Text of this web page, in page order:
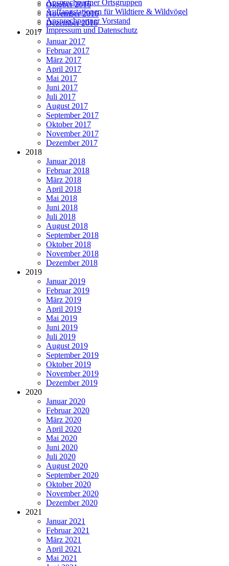
Ansprechpartner Ortsgruppen
Auffangstationen für Wildtiere & Wildvögel
Ansprechpartner Vorstand
Impressum und Datenschutz
Oktober 2016
November 2016
Dezember 2016
2017
Januar 2017
Februar 2017
März 2017
April 2017
Mai 2017
Juni 2017
Juli 2017
August 2017
September 2017
Oktober 2017
November 2017
Dezember 2017
2018
Januar 2018
Februar 2018
März 2018
April 2018
Mai 2018
Juni 2018
Juli 2018
August 2018
September 2018
Oktober 2018
November 2018
Dezember 2018
2019
Januar 2019
Februar 2019
März 2019
April 2019
Mai 2019
Juni 2019
Juli 2019
August 2019
September 2019
Oktober 2019
November 2019
Dezember 2019
2020
Januar 2020
Februar 2020
März 2020
April 2020
Mai 2020
Juni 2020
Juli 2020
August 2020
September 2020
Oktober 2020
November 2020
Dezember 2020
2021
Januar 2021
Februar 2021
März 2021
April 2021
Mai 2021